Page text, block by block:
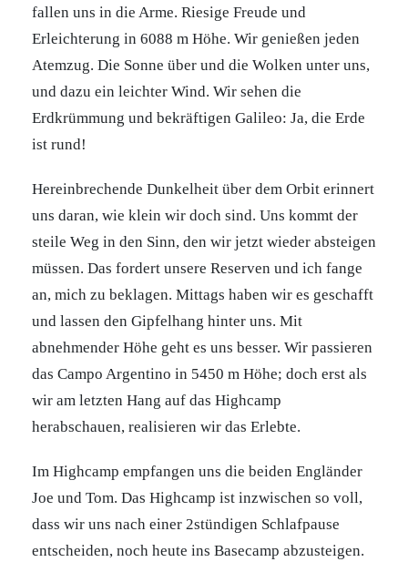
fallen uns in die Arme. Riesige Freude und
Erleichterung in 6088 m Höhe. Wir genießen jeden
Atemzug. Die Sonne über und die Wolken unter uns,
und dazu ein leichter Wind. Wir sehen die
Erdkrümmung und bekräftigen Galileo: Ja, die Erde
ist rund!
Hereinbrechende Dunkelheit über dem Orbit erinnert
uns daran, wie klein wir doch sind. Uns kommt der
steile Weg in den Sinn, den wir jetzt wieder absteigen
müssen. Das fordert unsere Reserven und ich fange
an, mich zu beklagen. Mittags haben wir es geschafft
und lassen den Gipfelhang hinter uns. Mit
abnehmender Höhe geht es uns besser. Wir passieren
das Campo Argentino in 5450 m Höhe; doch erst als
wir am letzten Hang auf das Highcamp
herabschauen, realisieren wir das Erlebte.
Im Highcamp empfangen uns die beiden Engländer
Joe und Tom. Das Highcamp ist inzwischen so voll,
dass wir uns nach einer 2stündigen Schlafpause
entscheiden, noch heute ins Basecamp abzusteigen.